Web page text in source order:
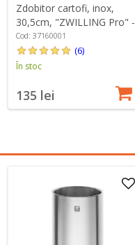
Zdobitor cartofi, inox,
30,5cm, "ZWILLING Pro" -
Zwilling
Cod: 37160001
(6)
În stoc
135 lei